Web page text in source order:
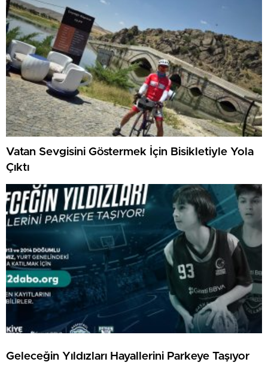
Vatan Sevgisini Göstermek İçin Bisikletiyle Yola
Çıktı
Geleceğin Yıldızları Hayallerini Parkeye Taşıyor